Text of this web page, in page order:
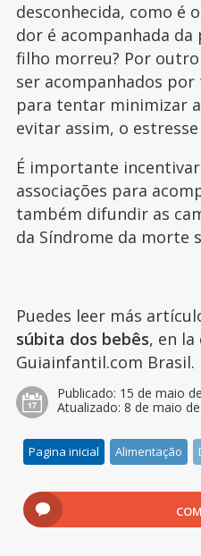
desconhecida, como é
dor é acompanhada da
filho morreu? Por outro
ser acompanhados
para tentar minimizar
evitar assim, o
É importante
associações para
também difundir as
da Síndrome da morte
Puedes leer más
súbita dos bebês, en la
Guiainfantil.com Brasil.
Publicado: 15 de maio
Atualizado: 8 de maio
Pagina inicial Alimentação